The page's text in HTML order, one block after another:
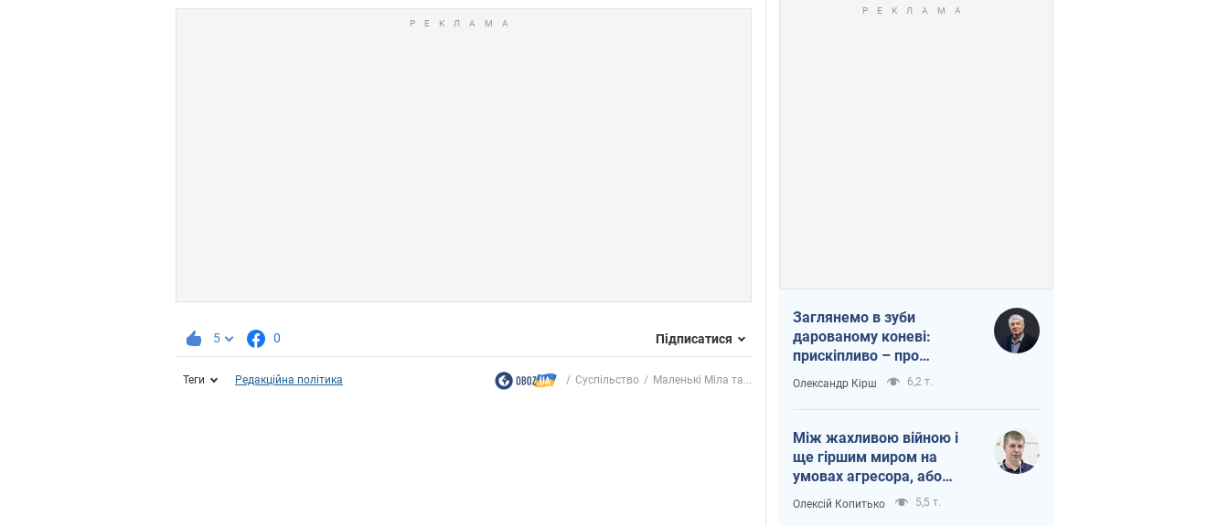
5 0 Підписатися
Теги Редакційна політика Суспільство Маленькі Міла та...
Заглянемо в зуби
дарованому коневі:
прискіпливо – про
допомогу Україні
Олександр Кірш 6,2 т.
Між жахливою війною і
ще гіршим миром на
умовах агресора, або
Безвихідність – теж
Олексій Копитько 5,5 т.